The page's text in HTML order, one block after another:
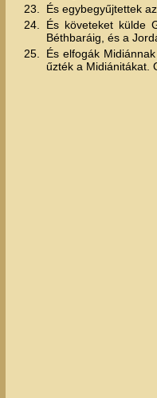
23.
És egybegyűjtettek
24.
És követeket külde
Béthbaráig, és a
25.
És elfogák
űzték a Midiánitákat.